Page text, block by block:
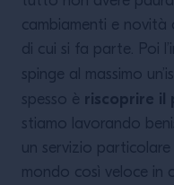
cambiamenti e novità
di cui si fa parte. Poi
spinge al massimo
spesso è riscoprire il
stiamo lavorando
un servizio
mondo così veloce in